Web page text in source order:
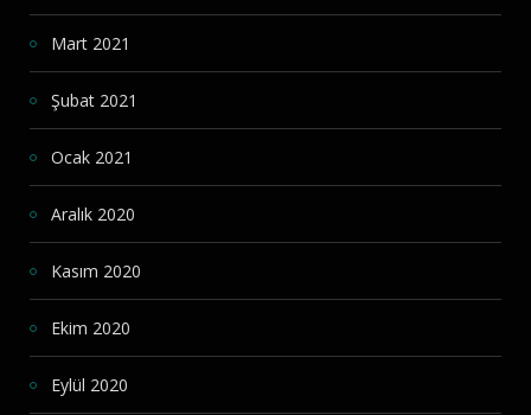
Mart 2021
Şubat 2021
Ocak 2021
Aralık 2020
Kasım 2020
Ekim 2020
Eylül 2020